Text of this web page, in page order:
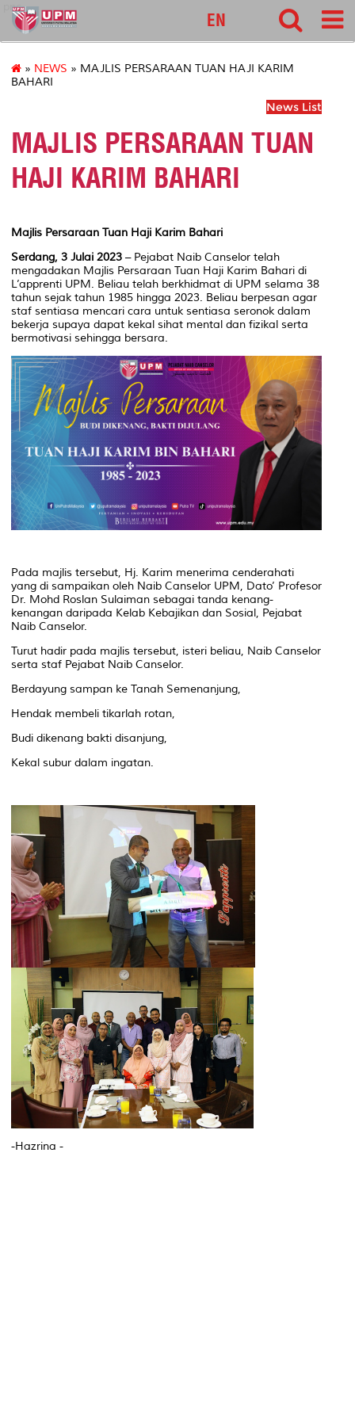
pnc
EN
» NEWS » MAJLIS PERSARAAN TUAN HAJI KARIM
BAHARI
News List
MAJLIS PERSARAAN TUAN
HAJI KARIM BAHARI
Majlis Persaraan Tuan Haji Karim Bahari
Serdang, 3 Julai 2023 – Pejabat Naib Canselor telah
mengadakan Majlis Persaraan Tuan Haji Karim Bahari di
L’apprenti UPM. Beliau telah berkhidmat di UPM selama 38
tahun sejak tahun 1985 hingga 2023. Beliau berpesan agar
staf sentiasa mencari cara untuk sentiasa seronok dalam
bekerja supaya dapat kekal sihat mental dan fizikal serta
bermotivasi sehingga bersara.
Pada majlis tersebut, Hj. Karim menerima cenderahati
yang di sampaikan oleh Naib Canselor UPM, Dato’ Profesor
Dr. Mohd Roslan Sulaiman sebagai tanda kenang-
kenangan daripada Kelab Kebajikan dan Sosial, Pejabat
Naib Canselor.
Turut hadir pada majlis tersebut, isteri beliau, Naib Canselor
serta staf Pejabat Naib Canselor.
Berdayung sampan ke Tanah Semenanjung,
Hendak membeli tikarlah rotan,
Budi dikenang bakti disanjung,
Kekal subur dalam ingatan.
-Hazrina -